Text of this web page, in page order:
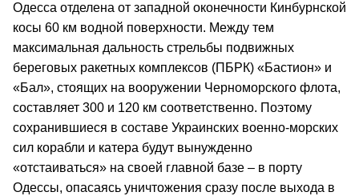
Одесса отделена от западной оконечности Кинбурнской
косы 60 км водной поверхности. Между тем
максимальная дальность стрельбы подвижных
береговых ракетных комплексов (ПБРК) «Бастион» и
«Бал», стоящих на вооружении Черноморского флота,
составляет 300 и 120 км соответственно. Поэтому
сохранившиеся в составе Украинских военно-морских
сил корабли и катера будут вынужденно
«отстаиваться» на своей главной базе – в порту
Одессы, опасаясь уничтожения сразу после выхода в